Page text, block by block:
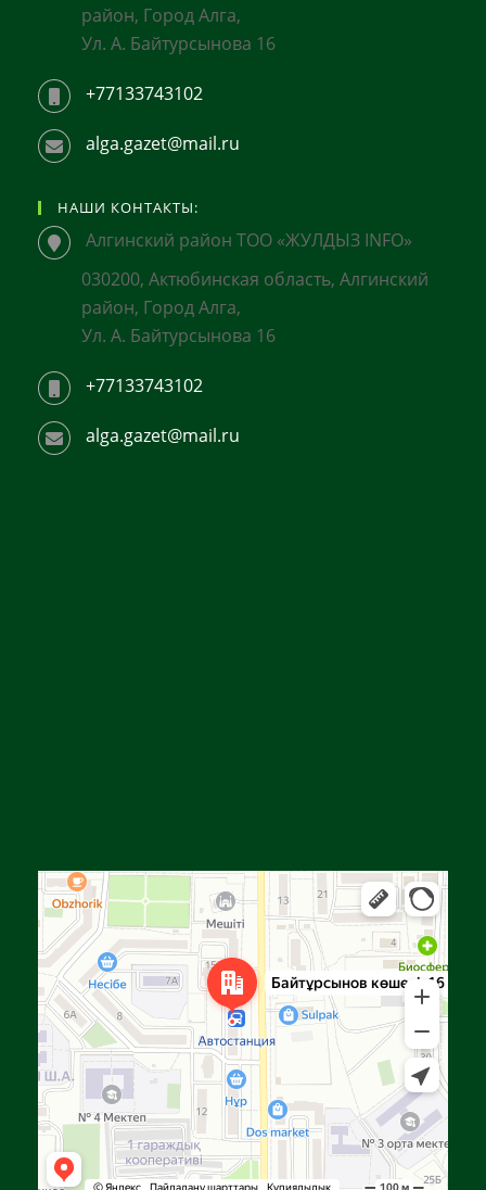
район, Город Алга,
Ул. А. Байтурсынова 16
+77133743102
alga.gazet@mail.ru
НАШИ КОНТАКТЫ:
Алгинский район ТОО «ЖУЛДЫЗ INFO»
030200, Актюбинская область, Алгинский
район, Город Алга,
Ул. А. Байтурсынова 16
+77133743102
alga.gazet@mail.ru
Улица Байтурсынова, 16 — Яндекс Карты